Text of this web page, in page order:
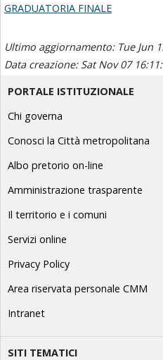
GRADUATORIA FINALE
Ultimo aggiornamento: Tue Jun
Data creazione: Sat Nov 07
PORTALE ISTITUZIONALE
Chi governa
Conosci la Città metropolitana
Albo pretorio on-line
Amministrazione trasparente
Il territorio e i comuni
Servizi online
Privacy Policy
Area riservata personale CMM
Intranet
SITI TEMATICI